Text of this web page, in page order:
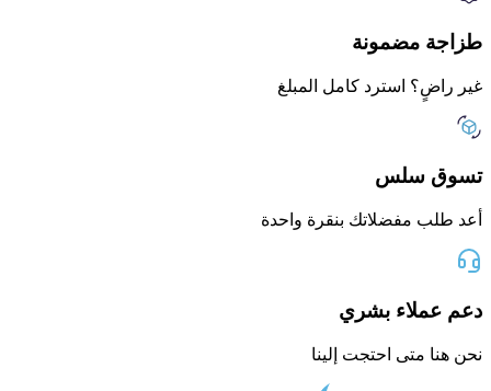
طزاجة مضمونة
غير راضٍ؟ استرد كامل المبلغ
تسوق سلس
أعد طلب مفضلاتك بنقرة واحدة
دعم عملاء بشري
نحن هنا متى احتجت إلينا